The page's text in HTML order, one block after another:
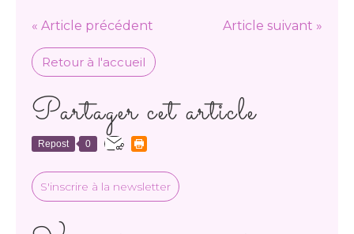
« Article précédent Article suivant »
Retour à l'accueil
Partager cet article
Repost 0
S'inscrire à la newsletter